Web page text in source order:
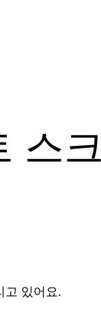
스
고 있어요.